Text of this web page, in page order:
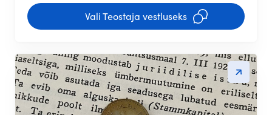
Vali Teostaja vestluseks